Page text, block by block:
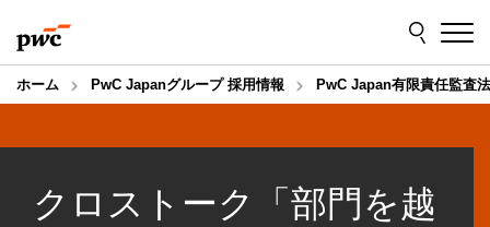
to
content
to
footer
ホーム PwC Japanグループ 採用情報 PwC Japan有限責任監査
クロストーク「部門を越